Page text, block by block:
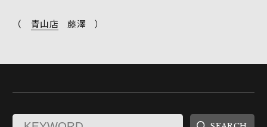
（ 青山店 藤澤 ）